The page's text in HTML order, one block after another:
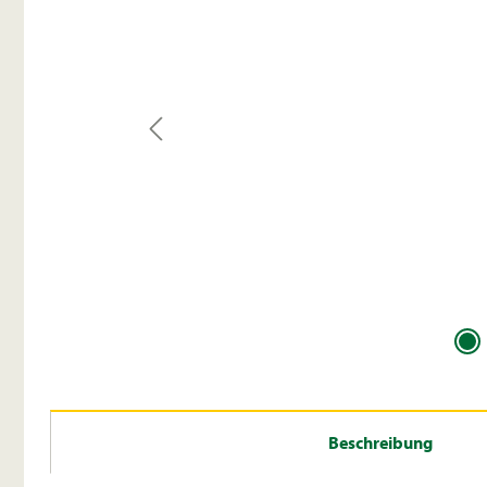
Beschreibung